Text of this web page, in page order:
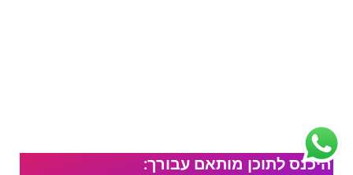
היכנס לתוכן מותאם עבורך: